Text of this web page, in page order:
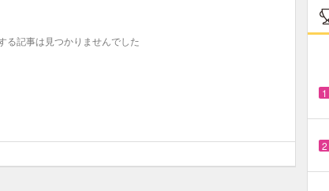
る記事は見つかりませんでした
1
2